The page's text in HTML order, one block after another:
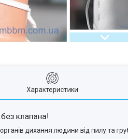
Характеристики
клапана!
дихання людини від пилу та